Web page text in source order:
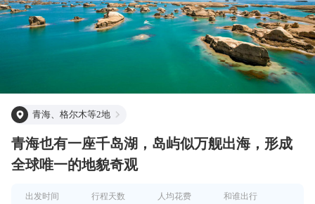
青海、格尔木等2地
青海也有一座千岛湖，岛屿似万舰出海，形成
全球唯一的地貌奇观
出发时间 行程天数 人均花费 和谁出行